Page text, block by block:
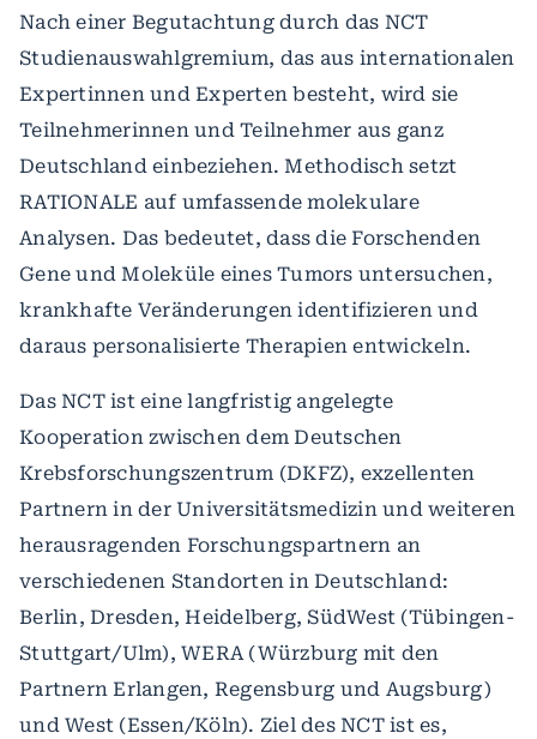
Nach einer Begutachtung durch das NCT
Studienauswahlgremium, das aus internationalen
Expertinnen und Experten besteht, wird sie
Teilnehmerinnen und Teilnehmer aus ganz
Deutschland einbeziehen. Methodisch setzt
RATIONALE auf umfassende molekulare
Analysen. Das bedeutet, dass die Forschenden
Gene und Moleküle eines Tumors untersuchen,
krankhafte Veränderungen identifizieren und
daraus personalisierte Therapien entwickeln.
Das NCT ist eine langfristig angelegte
Kooperation zwischen dem Deutschen
Krebsforschungszentrum (DKFZ), exzellenten
Partnern in der Universitätsmedizin und weiteren
herausragenden Forschungspartnern an
verschiedenen Standorten in Deutschland:
Berlin, Dresden, Heidelberg, SüdWest (Tübingen-
Stuttgart/Ulm), WERA (Würzburg mit den
Partnern Erlangen, Regensburg und Augsburg)
und West (Essen/Köln). Ziel des NCT ist es,